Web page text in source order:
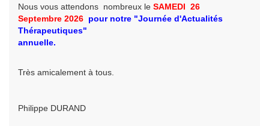
Nous vous attendons nombreux le SAMEDI 26
Septembre 2026 pour notre "Journée d'Actualités
Thérapeutiques"
annuelle.
Très amicalement à tous.
Philippe DURAND